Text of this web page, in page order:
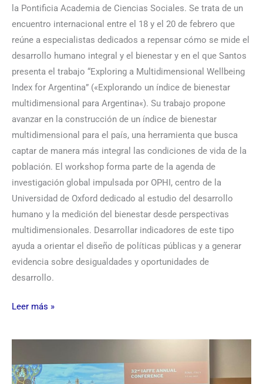
la Pontificia Academia de Ciencias Sociales. Se trata de un
encuentro internacional entre el 18 y el 20 de febrero que
reúne a especialistas dedicados a repensar cómo se mide el
desarrollo humano integral y el bienestar y en el que Santos
presenta el trabajo “Exploring a Multidimensional Wellbeing
Index for Argentina” («Explorando un índice de bienestar
multidimensional para Argentina«). Su trabajo propone
avanzar en la construcción de un índice de bienestar
multidimensional para el país, una herramienta que busca
captar de manera más integral las condiciones de vida de la
población. El workshop forma parte de la agenda de
investigación global impulsada por OPHI, centro de la
Universidad de Oxford dedicado al estudio del desarrollo
humano y la medición del bienestar desde perspectivas
multidimensionales. Desarrollar indicadores de este tipo
ayuda a orientar el diseño de políticas públicas y a generar
evidencia sobre desigualdades y oportunidades de
desarrollo.
Leer más »
en
la